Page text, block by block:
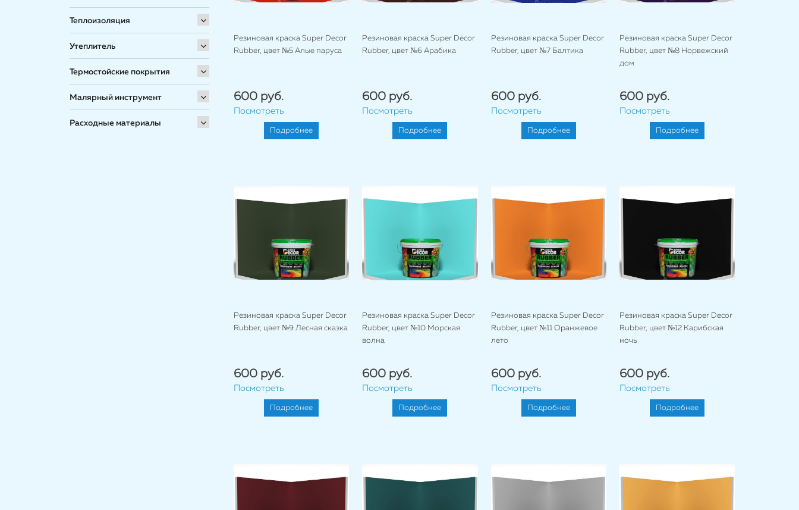
Теплоизоляция
Утеплитель
Термостойские покрытия
Малярный инструмент
Расходные материалы
Резиновая краска Super Decor
Rubber, цвет №5 Алые паруса
600 руб.
Посмотреть
Подробнее
Резиновая краска Super Decor
Rubber, цвет №6 Арабика
600 руб.
Посмотреть
Подробнее
Резиновая краска Super Decor
Rubber, цвет №7 Балтика
600 руб.
Посмотреть
Подробнее
Резиновая краска Super Decor
Rubber, цвет №8 Норвежский
дом
600 руб.
Посмотреть
Подробнее
Резиновая краска Super Decor
Rubber, цвет №9 Лесная сказка
600 руб.
Посмотреть
Подробнее
Резиновая краска Super Decor
Rubber, цвет №10 Морская
волна
600 руб.
Посмотреть
Подробнее
Резиновая краска Super Decor
Rubber, цвет №11 Оранжевое
лето
600 руб.
Посмотреть
Подробнее
Резиновая краска Super Decor
Rubber, цвет №12 Карибская
ночь
600 руб.
Посмотреть
Подробнее